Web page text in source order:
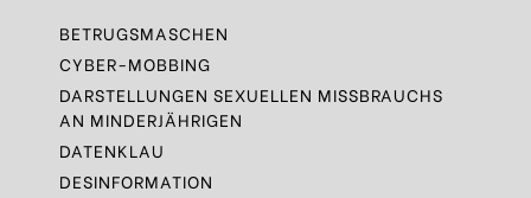
BETRUGSMASCHEN
CYBER-MOBBING
DARSTELLUNGEN SEXUELLEN MISSBRAUCHS
AN MINDERJÄHRIGEN
DATENKLAU
DESINFORMATION